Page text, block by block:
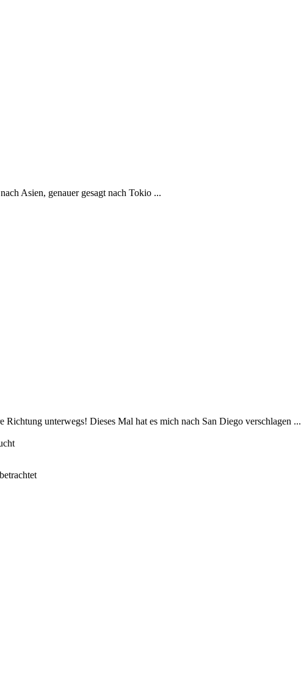
Asien, genauer gesagt nach Tokio ...
unterwegs! Dieses Mal hat es mich nach San Diego verschlagen ...